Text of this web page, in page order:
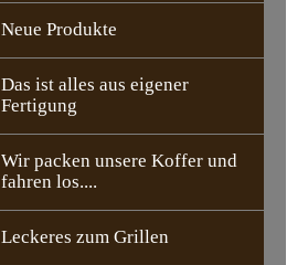
Neue Produkte
Das ist alles aus eigener
Fertigung
Wir packen unsere Koffer und
fahren los....
Leckeres zum Grillen